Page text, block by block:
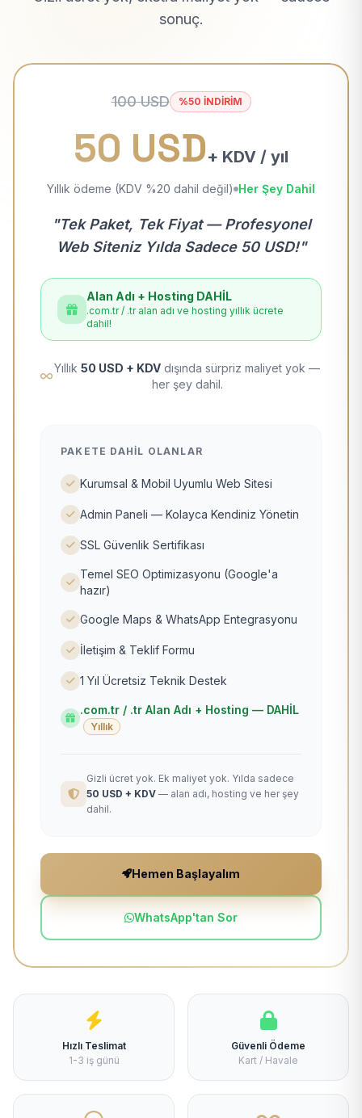
sonuç.
100 USD %50 İNDİRİM
50 USD+ KDV / yıl
Yıllık ödeme (KDV %20 dahil değil) Her Şey Dahil
"Tek Paket, Tek Fiyat — Profesyonel
Web Siteniz Yılda Sadece 50 USD!"
Alan Adı + Hosting DAHİL
.com.tr / .tr alan adı ve hosting yıllık ücrete
dahil!
Yıllık 50 USD + KDV dışında sürpriz maliyet yok —
her şey dahil.
PAKETE DAHIL OLANLAR
Kurumsal & Mobil Uyumlu Web Sitesi
Admin Paneli — Kolayca Kendiniz Yönetin
SSL Güvenlik Sertifikası
Temel SEO Optimizasyonu (Google'a
hazır)
Google Maps & WhatsApp Entegrasyonu
İletişim & Teklif Formu
1 Yıl Ücretsiz Teknik Destek
.com.tr / .tr Alan Adı + Hosting — DAHİL
Yıllık
Gizli ücret yok. Ek maliyet yok. Yılda sadece
50 USD + KDV — alan adı, hosting ve her şey
dahil.
Hemen Başlayalım
WhatsApp'tan Sor
Hızlı Teslimat
1-3 iş günü
Güvenli Ödeme
Kart / Havale